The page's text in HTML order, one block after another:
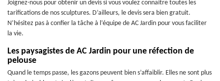
Joignez-nous pour obtenir un devis si vous voulez connaitre toutes les
tarifications de nos sculptures. D’ailleurs, le devis sera bien gratuit.
N’hésitez pas à confier la tâche à l’équipe de AC Jardin pour vous faciliter
la vie.
Les paysagistes de AC Jardin pour une réfection de
pelouse
Quand le temps passe, les gazons peuvent bien s’affaiblir. Elles ne sont plus